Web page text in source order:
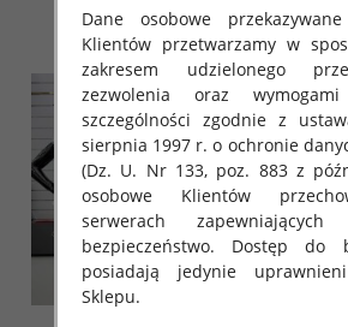
Dane osobowe
Klientów przetwarzamy w
zakresem udzielonego
zezwolenia oraz
szczególności zgodnie z
sierpnia 1997 r. o ochronie
(Dz. U. Nr 133, poz. 883 z
osobowe Klientów
serwerach
bezpieczeństwo. Dostęp do
posiadają jedynie
Sklepu.